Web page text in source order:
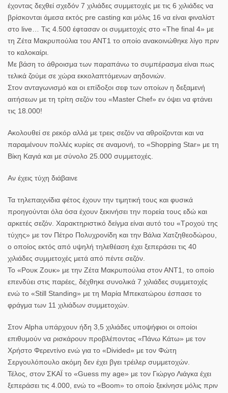
έχοντας δεχθεί σχεδόν 7 χιλιάδες συμμετοχές με τις 6 χιλιάδες να
βρίσκονται άμεσα εκτός pre casting και μόλις 16 να είναι φιναλίστ
στο live… Τις 4.500 έφτασαν οι συμμετοχές στο «The final 4» με
τη Ζέτα Μακρυπούλια του ΑΝΤ1 το οποίο ανακοινώθηκε λίγο πριν
το καλοκαίρι.
Με βάση το άθροισμα των παραπάνω το συμπέρασμα είναι πως
τελικά ζούμε σε χώρα εκκολαπτόμενων αηδονιών.
Στον ανταγωνισμό και οι επίδοξοι σεφ των οποίων η δεξαμενή
αιτήσεων με τη τρίτη σεζόν του «Master Chef» εν όψει να φτάνει
τις 18.000!
Ακολουθεί σε ρεκόρ αλλά με τρεις σεζόν να αθροίζονται και να
παραμένουν πολλές κυρίες σε αναμονή, το «Shopping Star» με τη
Βίκη Καγιά και με σύνολο 25.000 συμμετοχές.
Αν έχεις τύχη διάβαινε
Τα τηλεπαιχνίδια φέτος έχουν την τιμητική τους και φυσικά
προηγούνται όλα όσα έχουν ξεκινήσει την πορεία τους εδώ και
αρκετές σεζόν. Χαρακτηριστικό δείγμα είναι αυτό του «Τροχού της
τύχης» με τον Πέτρο Πολυχρονίδη και την Βάλια Χατζηθεοδώρου,
ο οποίος εκτός από υψηλή τηλεθέαση έχει ξεπεράσει τις 40
χιλιάδες συμμετοχές μετά από πέντε σεζόν.
Το «Ρουκ Ζουκ» με την Ζέτα Μακρυπούλια στον ΑΝΤ1, το οποίο
επενδύει στις παρέες, δέχθηκε συνολικά 7 χιλιάδες συμμετοχές
ενώ το «Still Standing» με τη Μαρία Μπεκατώρου έσπασε το
φράγμα των 11 χιλιάδων συμμετοχών.
Στον Alpha υπάρχουν ήδη 3,5 χιλιάδες υποψήφιοι οι οποίοι
επιθυμούν να ρισκάρουν προβλέποντας «Πάνω Κάτω» με τον
Χρήστο Φερεντίνο ενώ για το «Divided» με τον Φώτη
Σεργουλόπουλο ακόμη δεν έχει βγει τρέιλερ συμμετοχών.
Τέλος, στον ΣΚΑΪ το «Guess my age» με τον Γιώργο Λιάγκα έχει
ξεπεράσει τις 4.000, ενώ το «Boom» το οποίο ξεκίνησε μόλις πριν